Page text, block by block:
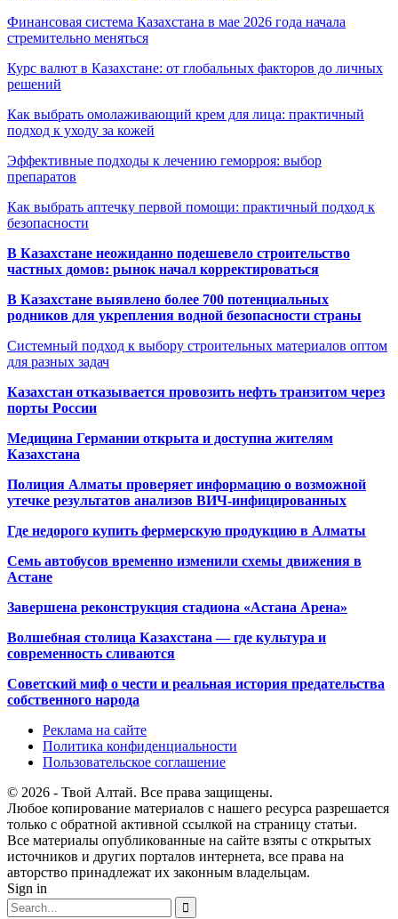
Финансовая система Казахстана в мае 2026 года начала
стремительно меняться
Курс валют в Казахстане: от глобальных факторов до личных
решений
Как выбрать омолаживающий крем для лица: практичный
подход к уходу за кожей
Эффективные подходы к лечению геморроя: выбор
препаратов
Как выбрать аптечку первой помощи: практичный подход к
безопасности
В Казахстане неожиданно подешевело строительство
частных домов: рынок начал корректироваться
В Казахстане выявлено более 700 потенциальных
родников для укрепления водной безопасности страны
Системный подход к выбору строительных материалов оптом
для разных задач
Казахстан отказывается провозить нефть транзитом через
порты России
Медицина Германии открыта и доступна жителям
Казахстана
Полиция Алматы проверяет информацию о возможной
утечке результатов анализов ВИЧ-инфицированных
Где недорого купить фермерскую продукцию в Алматы
Семь автобусов временно изменили схемы движения в
Астане
Завершена реконструкция стадиона «Астана Арена»
Волшебная столица Казахстана — где культура и
современность сливаются
Советский миф о чести и реальная история предательства
собственного народа
Реклама на сайте
Политика конфиденциальности
Пользовательское соглашение
© 2026 - Твой Алтай. Все права защищены.
Любое копирование материалов с нашего ресурса разрешается
только с обратной активной ссылкой на страницу статьи.
Все материалы опубликованные на сайте взяты с открытых
источников и других порталов интернета, все права на
авторство принадлежат их законным владельцам.
Sign in